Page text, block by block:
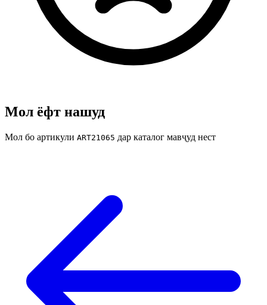
Мол ёфт нашуд
Мол бо артикули ART21065 дар каталог мавҷуд нест